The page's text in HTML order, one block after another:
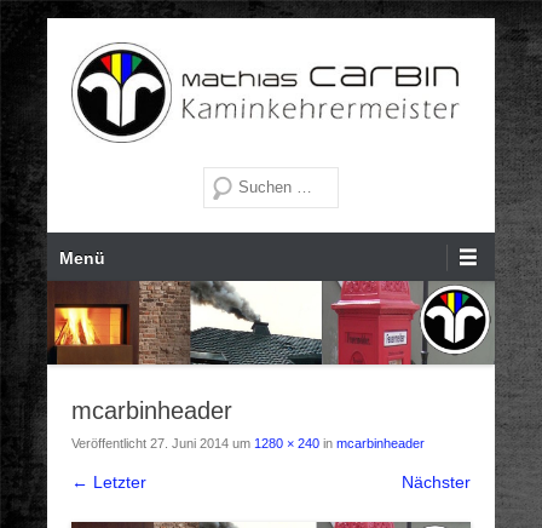
Mathias Carbin –
Kaminkehrermeister
Suche
Primäres Menü
Zum Inhalt wechseln
Menü
mcarbinheader
Veröffentlicht 27. Juni 2014 um 1280 × 240 in mcarbinheader
← Letzter Nächster